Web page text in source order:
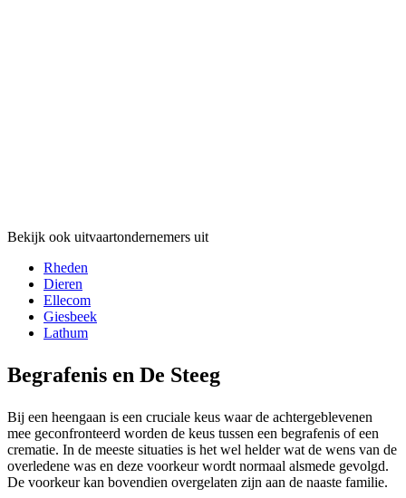
Bekijk ook uitvaartondernemers uit
Rheden
Dieren
Ellecom
Giesbeek
Lathum
Begrafenis en De Steeg
Bij een heengaan is een cruciale keus waar de achtergeblevenen
mee geconfronteerd worden de keus tussen een begrafenis of een
crematie. In de meeste situaties is het wel helder wat de wens van de
overledene was en deze voorkeur wordt normaal alsmede gevolgd.
De voorkeur kan bovendien overgelaten zijn aan de naaste familie.